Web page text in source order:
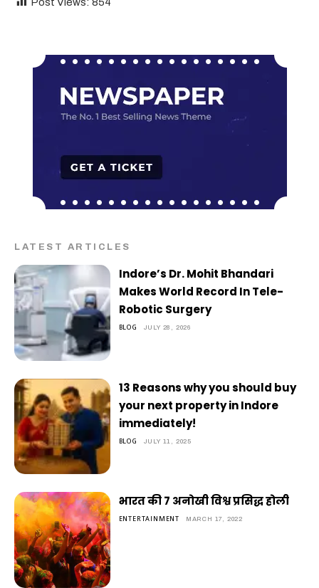
LATEST ARTICLES
Indore’s Dr. Mohit Bhandari
Makes World Record In Tele-
Robotic Surgery
BLOG JULY 28, 2026
13 Reasons why you should buy
your next property in Indore
immediately!
BLOG JULY 11, 2025
भारत की 7 अनोखी विश्व प्रसिद्ध होली
ENTERTAINMENT MARCH 17, 2022